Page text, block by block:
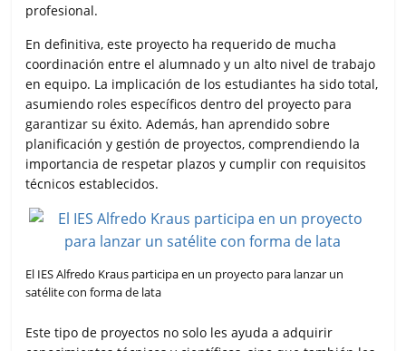
profesional.
En definitiva, este proyecto ha requerido de mucha
coordinación entre el alumnado y un alto nivel de trabajo
en equipo. La implicación de los estudiantes ha sido total,
asumiendo roles específicos dentro del proyecto para
garantizar su éxito. Además, han aprendido sobre
planificación y gestión de proyectos, comprendiendo la
importancia de respetar plazos y cumplir con requisitos
técnicos establecidos.
El IES Alfredo Kraus participa en un proyecto para lanzar un
satélite con forma de lata
Este tipo de proyectos no solo les ayuda a adquirir